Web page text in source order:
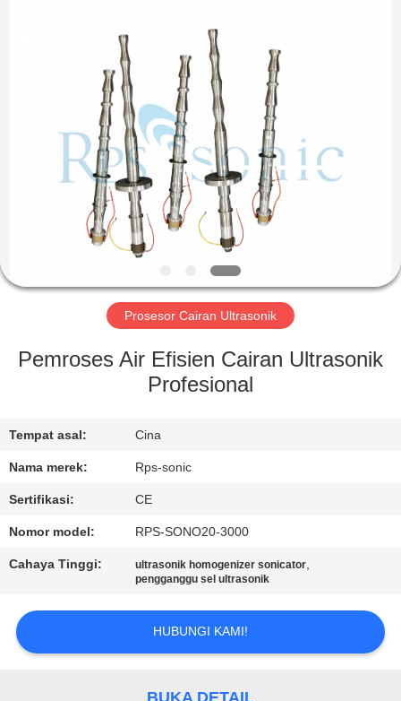
PRODUK
TENTANG
TUR
HUBUNGI
KAMI
KASUS
SITEMAP
Prosesor Cairan Ultrasonik
Pemroses Air Efisien Cairan Ultrasonik
Profesional
Tempat asal: Cina
Nama merek: Rps-sonic
Sertifikasi: CE
Nomor model: RPS-SONO20-3000
Cahaya Tinggi: ultrasonik homogenizer sonicator,
pengganggu sel ultrasonik
HUBUNGI KAMI!
BUKA DETAIL